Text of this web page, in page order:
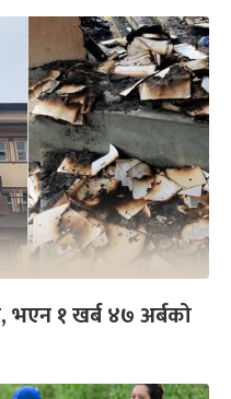
१ खर्ब ४७ अर्बको